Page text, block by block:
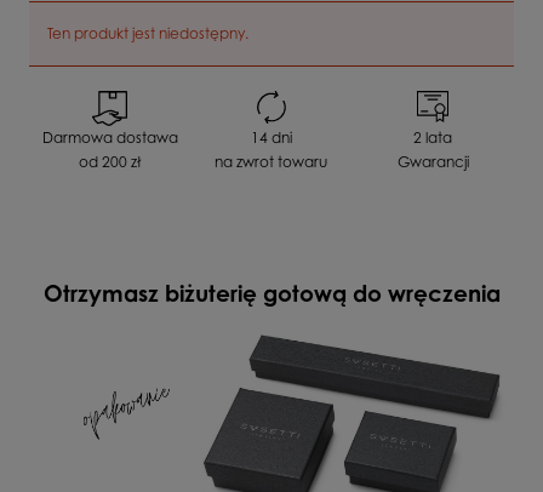
Ten produkt jest niedostępny.
Darmowa dostawa
od 200 zł
14 dni
na zwrot towaru
2 lata
Gwarancji
Otrzymasz biżuterię gotową do wręczenia